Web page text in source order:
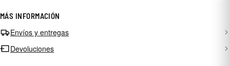
MÁS INFORMACIÓN
Envíos y entregas
Devoluciones